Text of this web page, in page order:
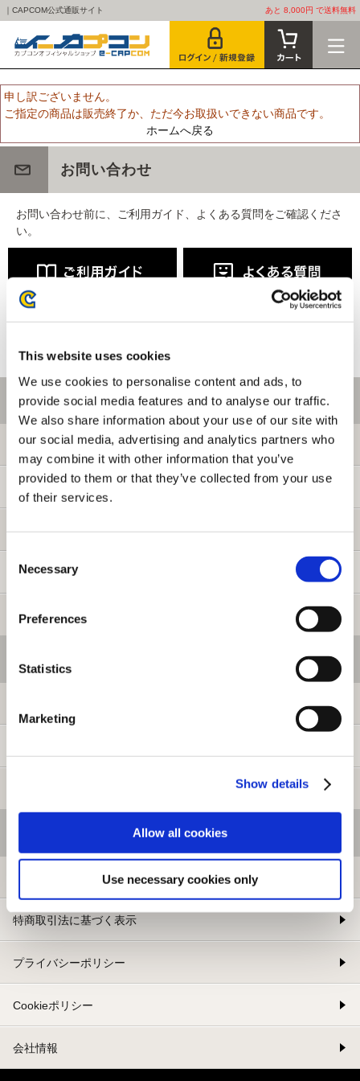
This website uses cookies
We use cookies to personalise content and ads, to
provide social media features and to analyse our traffic.
We also share information about your use of our site with
our social media, advertising and analytics partners who
may combine it with other information that you’ve
provided to them or that they’ve collected from your use
of their services.
Consent
Selection
Necessary
Preferences
Statistics
Marketing
Show details
Allow all cookies
Use necessary cookies only
｜CAPCOM公式通販サイト あと 8,000円 で送料無料
申し訳ございません。
ご指定の商品は販売終了か、ただ今お取扱いできない商品です。
ホームへ戻る
お問い合わせ
お問い合わせ前に、ご利用ガイド、よくある質問をご確認くださ
い。
ご利用情報
初めての方へ
ご利用ガイド
よくある質問
お問い合わせ
提携サイト募集
会員メニュー
特商取引法に基づく表示
プライバシーポリシー
Cookieポリシー
会社情報